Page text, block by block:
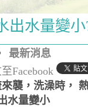
出水量變小
最新消息
襲，洗澡時，
水量變小